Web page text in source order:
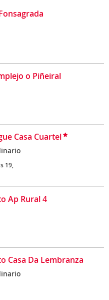
o Piñeiral
Casa Cuartel
19,
Ap Rural 4
Casa Da Lembranza